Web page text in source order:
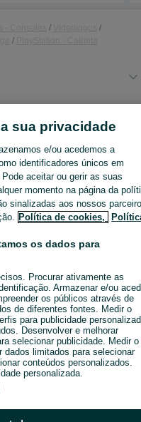
nova para contactares
sua privacidade
e/ou acedemos a
identificadores únicos em
aceitar ou gerir as suas
momento na página da
sinalizadas aos nossos
Política de cookies,
os dados para
Procurar ativamente as
Armazenar e/ou
os públicos através de
de diferentes fontes. Medir o
para publicidade
Desenvolver e melhorar
selecionar publicidade. Medir o
dados limitados para selecionar
conteúdos personalizados.
personalizada.